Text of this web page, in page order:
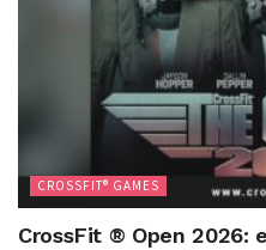
CROSSFIT® GAMES
CrossFit ® Open 2026: